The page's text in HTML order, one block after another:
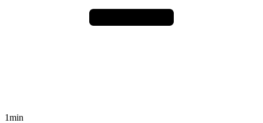
1min